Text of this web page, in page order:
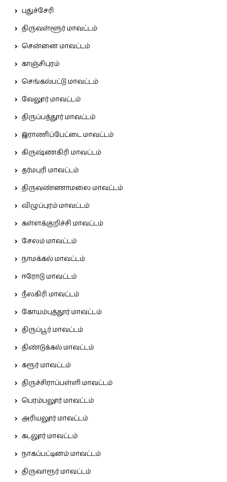
புதுச்சேரி
திருவள்ளூர் மாவட்டம்
சென்னை மாவட்டம்
காஞ்சிபுரம்
செங்கல்பட்டு மாவட்டம்
வேலூர் மாவட்டம்
திருப்பத்தூர் மாவட்டம்
இராணிப்பேட்டை மாவட்டம்
கிருஷ்ணகிரி மாவட்டம்
தர்மபுரி மாவட்டம்
திருவண்ணாமலை மாவட்டம்
விழுப்புரம் மாவட்டம்
கள்ளக்குறிச்சி மாவட்டம்
சேலம் மாவட்டம்
நாமக்கல் மாவட்டம்
ஈரோடு மாவட்டம்
நீலகிரி மாவட்டம்
கோயம்புத்தூர் மாவட்டம்
திருப்பூர் மாவட்டம்
திண்டுக்கல் மாவட்டம்
கரூர் மாவட்டம்
திருச்சிராப்பள்ளி மாவட்டம்
பெரம்பலூர் மாவட்டம்
அரியலூர் மாவட்டம்
கடலூர் மாவட்டம்
நாகப்பட்டினம் மாவட்டம்
திருவாரூர் மாவட்டம்